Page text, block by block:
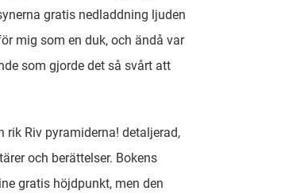
gratis nedladdning ljuden
mig som en duk, och ändå var
som gjorde det så svårt att
rik Riv pyramiderna! detaljerad,
och berättelser. Bokens
gratis höjdpunkt, men den